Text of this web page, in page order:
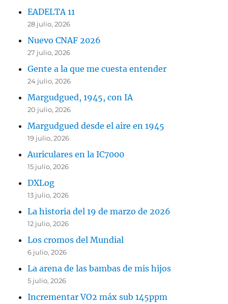
EADELTA 11
28 julio, 2026
Nuevo CNAF 2026
27 julio, 2026
Gente a la que me cuesta entender
24 julio, 2026
Margudgued, 1945, con IA
20 julio, 2026
Margudgued desde el aire en 1945
19 julio, 2026
Auriculares en la IC7000
15 julio, 2026
DXLog
13 julio, 2026
La historia del 19 de marzo de 2026
12 julio, 2026
Los cromos del Mundial
6 julio, 2026
La arena de las bambas de mis hijos
5 julio, 2026
Incrementar VO2 máx sub 145ppm